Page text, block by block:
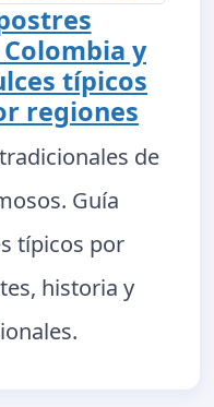
y
típicos
regiones
de
Guía
típicos por
historia y